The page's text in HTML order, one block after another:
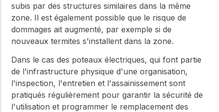
subis par des structures similaires dans la même
zone. Il est également possible que le risque de
dommages ait augmenté, par exemple si de
nouveaux termites s'installent dans la zone.
Dans le cas des poteaux électriques, qui font partie
de l'infrastructure physique d'une organisation,
l'inspection, l'entretien et l'assainissement sont
pratiqués régulièrement pour garantir la sécurité de
l'utilisation et programmer le remplacement des